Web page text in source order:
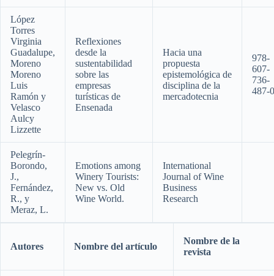
López
Torres
Virginia
Guadalupe,
Moreno
Moreno
Luis
Ramón y
Velasco
Aulcy
Lizzette
Reflexiones
desde la
sustentabilidad
sobre las
empresas
turísticas de
Ensenada
Hacia una
propuesta
epistemológica de
disciplina de la
mercadotecnia
978-
607-
736-
487-0
Pelegrín-
Borondo,
J.,
Fernández,
R., y
Meraz, L.
Emotions among
Winery Tourists:
New vs. Old
Wine World.
International
Journal of Wine
Business
Research
Autores Nombre del artículo
Nombre de la
revista